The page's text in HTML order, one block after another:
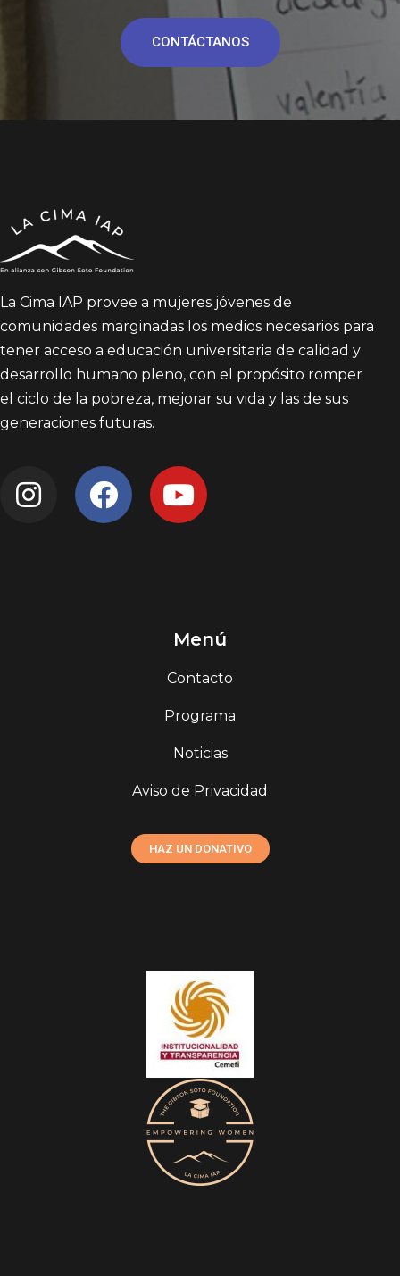
CONTÁCTANOS
La Cima IAP provee a mujeres jóvenes de
comunidades marginadas los medios necesarios para
tener acceso a educación universitaria de calidad y
desarrollo humano pleno, con el propósito romper
el ciclo de la pobreza, mejorar su vida y las de sus
generaciones futuras.
Menú
Contacto
Programa
Noticias
Aviso de Privacidad
HAZ UN DONATIVO